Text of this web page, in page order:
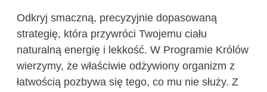
Odkryj smaczną, precyzyjnie dopasowaną
strategię, która przywróci Twojemu ciału
naturalną energię i lekkość. W Programie Królów
wierzymy, że właściwie odżywiony organizm z
łatwością pozbywa się tego, co mu nie służy. Z